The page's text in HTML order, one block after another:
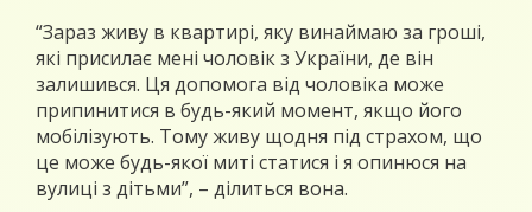
“Зараз живу в квартирі, яку винаймаю за гроші,
які присилає мені чоловік з України, де він
залишився. Ця допомога від чоловіка може
припинитися в будь-який момент, якщо його
мобілізують. Тому живу щодня під страхом, що
це може будь-якої миті статися і я опинюся на
вулиці з дітьми”, – ділиться вона.